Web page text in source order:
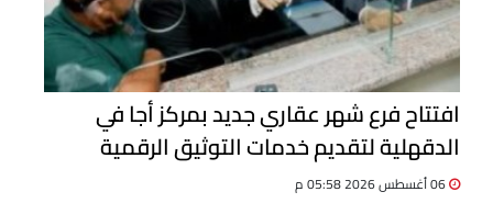
افتتاح فرع شهر عقاري جديد بمركز أجا في
الدقهلية لتقديم خدمات التوثيق الرقمية